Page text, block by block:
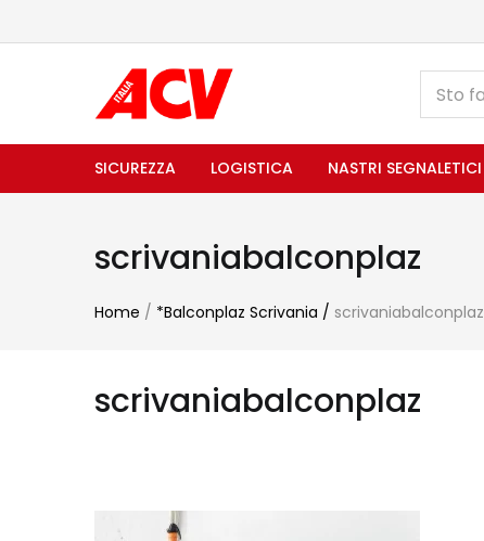
SICUREZZA LOGISTICA NASTRI SEGNALETICI
scrivaniabalconplaz
Home / *Balconplaz Scrivania / scrivaniabalconplaz
scrivaniabalconplaz